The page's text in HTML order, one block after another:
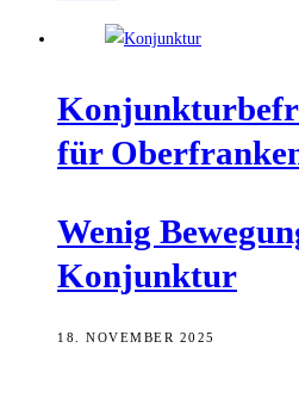
für
Wenig
Konjunktur
18. NOVEMBER 2025